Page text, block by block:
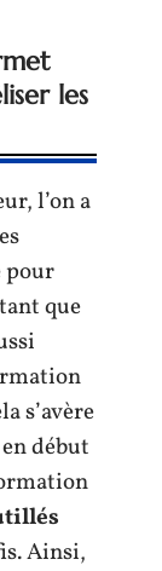
les
l’on a
pour
que
s’avère
début
Ainsi,